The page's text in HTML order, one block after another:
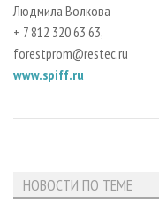
Людмила Волкова
+ 7 812 320 63 63,
forestprom@restec.ru
www.spiff.ru
НОВОСТИ ПО ТЕМЕ